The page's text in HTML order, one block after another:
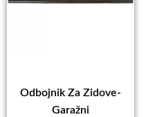
Odbojnik Za Zidove-
Garažni